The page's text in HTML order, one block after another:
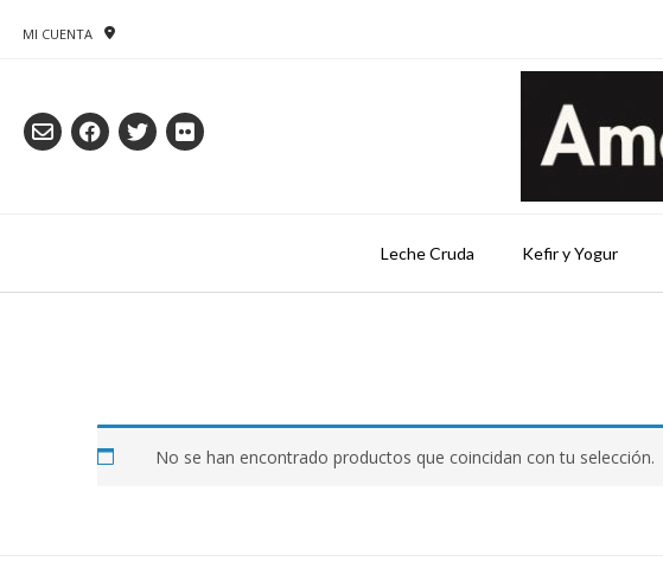
MI CUENTA
Leche Cruda Kefir y Yogur
No se han encontrado productos que coincidan con tu selección.